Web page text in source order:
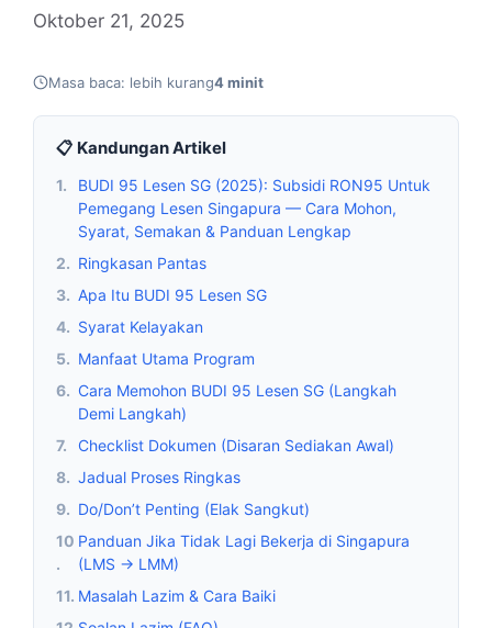
Oktober 21, 2025
Masa baca: lebih kurang4 minit
📋 Kandungan Artikel
1.
BUDI 95 Lesen SG (2025): Subsidi RON95 Untuk
Pemegang Lesen Singapura — Cara Mohon,
Syarat, Semakan & Panduan Lengkap
2. Ringkasan Pantas
3. Apa Itu BUDI 95 Lesen SG
4. Syarat Kelayakan
5. Manfaat Utama Program
6. Cara Memohon BUDI 95 Lesen SG (Langkah
Demi Langkah)
7.
Checklist Dokumen (Disaran Sediakan Awal)
8. Jadual Proses Ringkas
9. Do/Don’t Penting (Elak Sangkut)
10
.
Panduan Jika Tidak Lagi Bekerja di Singapura
(LMS → LMM)
11. Masalah Lazim & Cara Baiki